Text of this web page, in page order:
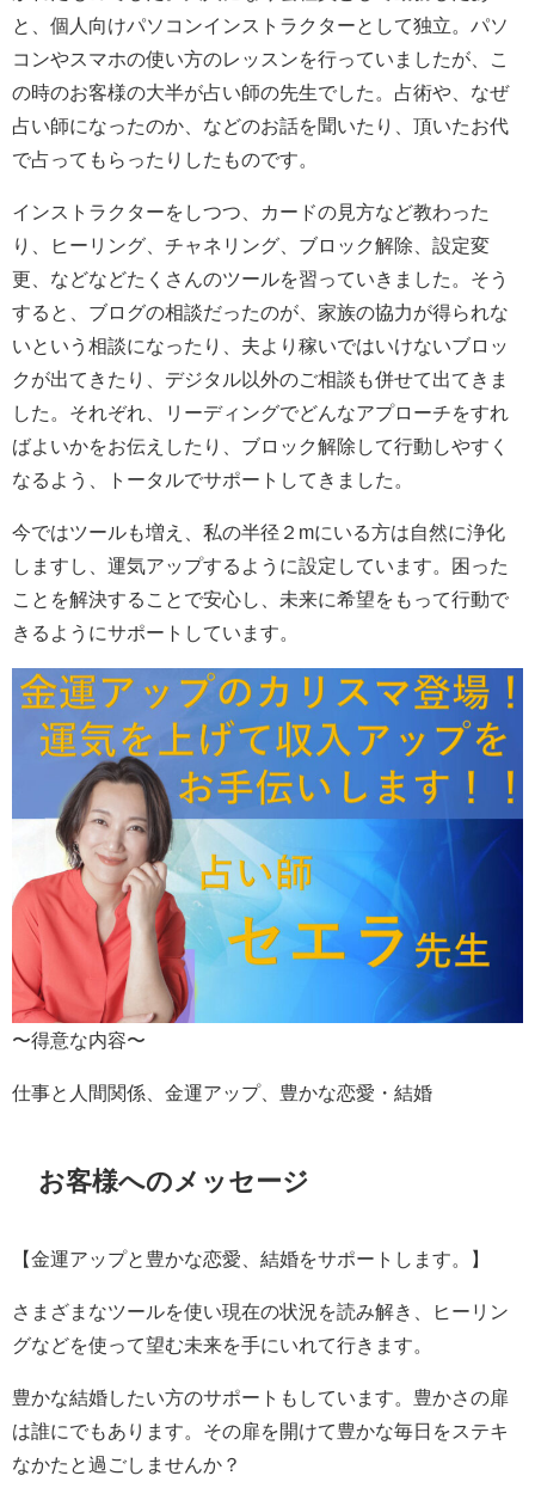
と、個人向けパソコンインストラクターとして独立。パソ
コンやスマホの使い方のレッスンを行っていましたが、こ
の時のお客様の大半が占い師の先生でした。占術や、なぜ
占い師になったのか、などのお話を聞いたり、頂いたお代
で占ってもらったりしたものです。
インストラクターをしつつ、カードの見方など教わった
り、ヒーリング、チャネリング、ブロック解除、設定変
更、などなどたくさんのツールを習っていきました。そう
すると、ブログの相談だったのが、家族の協力が得られな
いという相談になったり、夫より稼いではいけないブロッ
クが出てきたり、デジタル以外のご相談も併せて出てきま
した。それぞれ、リーディングでどんなアプローチをすれ
ばよいかをお伝えしたり、ブロック解除して行動しやすく
なるよう、トータルでサポートしてきました。
今ではツールも増え、私の半径２mにいる方は自然に浄化
しますし、運気アップするように設定しています。困った
ことを解決することで安心し、未来に希望をもって行動で
きるようにサポートしています。
〜得意な内容〜
仕事と人間関係、金運アップ、豊かな恋愛・結婚
お客様へのメッセージ
【金運アップと豊かな恋愛、結婚をサポートします。】
さまざまなツールを使い現在の状況を読み解き、ヒーリン
グなどを使って望む未来を手にいれて行きます。
豊かな結婚したい方のサポートもしています。豊かさの扉
は誰にでもあります。その扉を開けて豊かな毎日をステキ
なかたと過ごしませんか？